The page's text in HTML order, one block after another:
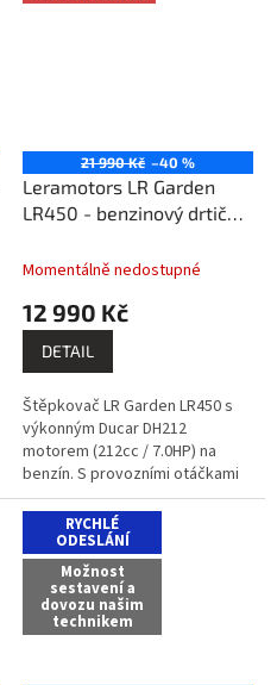
21 990 Kč –40 %
Leramotors LR Garden
LR450 - benzinový drtič
odesláním sestavíme a
po celé ČR dopravou DHL
+ 1x kvalitní olej 10W30 1l
Momentálně nedostupné
12 990 Kč
DETAIL
Štěpkovač LR Garden LR450 s
výkonným Ducar DH212
motorem (212cc / 7.0HP) na
benzín. S provozními otáčkami
3600 RPM a reverzním startem
je snadno ovladatelný. Ideální
pro drcení...
RYCHLÉ
ODESLÁNÍ
Možnost
sestavení a
dovozu našim
technikem